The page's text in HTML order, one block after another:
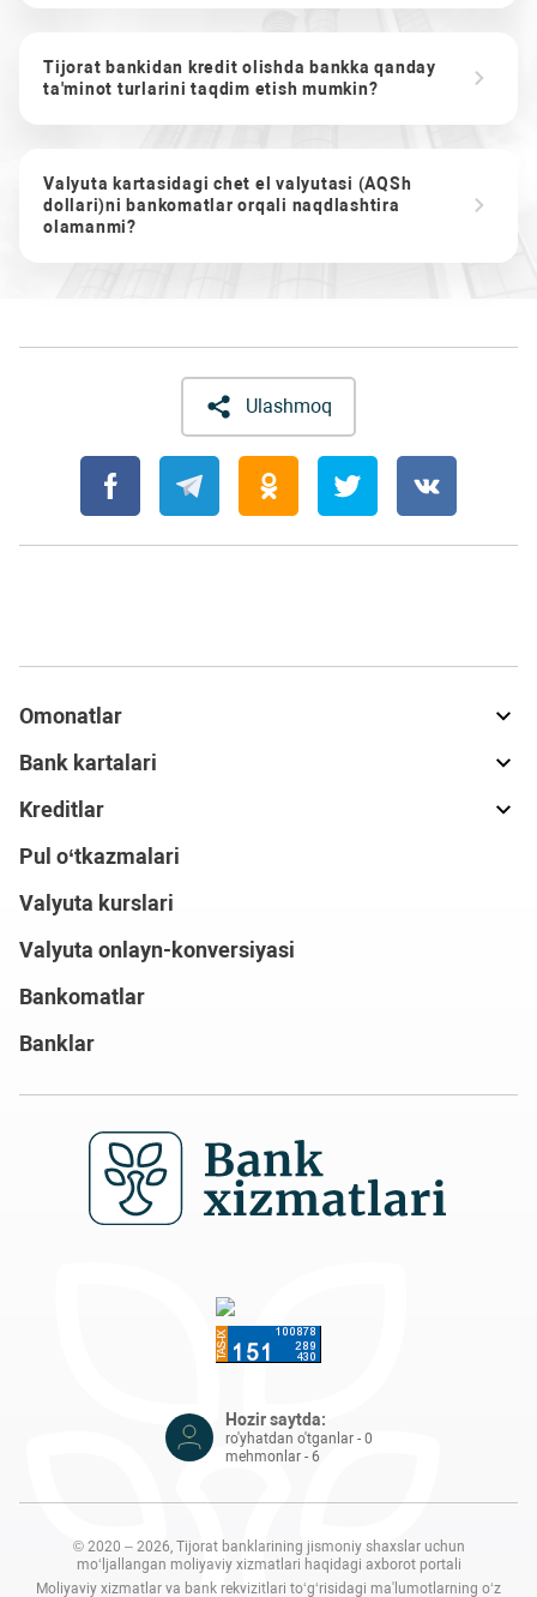
Tijorat bankidan kredit olishda bankka qanday
ta'minot turlarini taqdim etish mumkin?
Valyuta kartasidagi chet el valyutasi (AQSh
dollari)ni bankomatlar orqali naqdlashtira
olamanmi?
Ulashmoq
Omonatlar
Bank kartalari
Kreditlar
Pul o‘tkazmalari
Valyuta kurslari
Valyuta onlayn-konversiyasi
Bankomatlar
Banklar
Hozir saytda:
ro'yhatdan o'tganlar - 0
mehmonlar - 6
© 2020 – 2026, Tijorat banklarining jismoniy shaxslar uchun
mo‘ljallangan moliyaviy xizmatlari haqidagi axborot portali
Moliyaviy xizmatlar va bank rekvizitlari to‘g‘risidagi ma'lumotlarning o‘z